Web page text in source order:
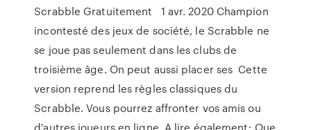
Scrabble Gratuitement 1 avr. 2020 Champion
incontesté des jeux de société, le Scrabble ne
se joue pas seulement dans les clubs de
troisième âge. On peut aussi placer ses Cette
version reprend les règles classiques du
Scrabble. Vous pourrez affronter vos amis ou
d'autres joueurs en ligne. A lire également: Que